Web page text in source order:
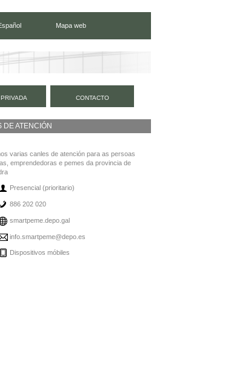
Mapa web
CONTACTO
DE ATENCIÓN
varias canles de atención para as persoas
emprendedoras e pemes da provincia de
Presencial (prioritario)
886 202 020
smartpeme.depo.gal
info.smartpeme@depo.es
Dispositivos móbiles